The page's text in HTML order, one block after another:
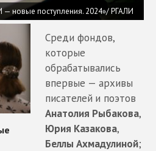
— новые поступления. 2024»/ РГАЛИ
Среди фондов,
которые
обрабатывались
впервые — архивы
писателей и поэтов
Анатолия Рыбакова,
Юрия Казакова,
Беллы Ахмадулиной;